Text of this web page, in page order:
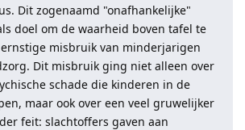
Dit zogenaamd "onafhankelijke"
doel om de waarheid boven tafel te
misbruik van minderjarigen
Dit misbruik ging niet alleen over
schade die kinderen in de
maar ook over een veel gruwelijker
feit: slachtoffers gaven aan